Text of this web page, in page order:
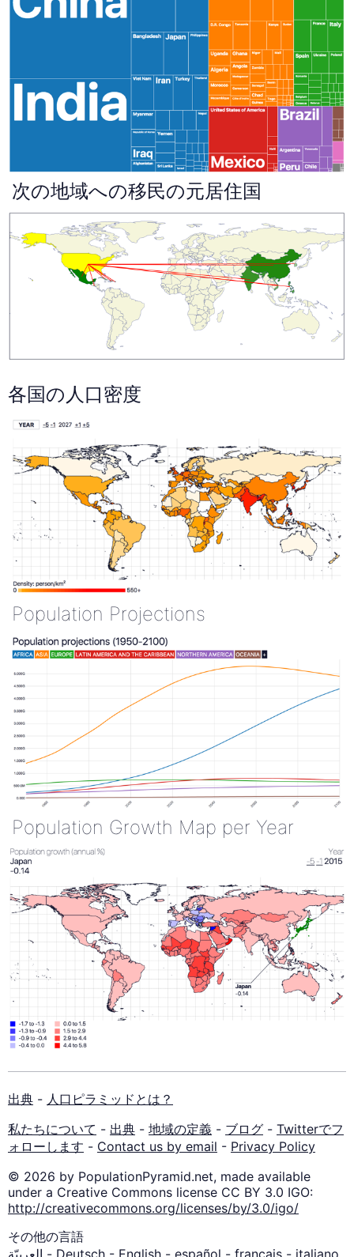
次の地域への移民の元居住国
各国の人口密度
Population Projections
Population Growth Map per Year
出典 - 人口ピラミッドとは？
私たちについて - 出典 - 地域の定義 - ブログ - Twitterでフ
ォローします - Contact us by email - Privacy Policy
© 2026 by PopulationPyramid.net, made available
under a Creative Commons license CC BY 3.0 IGO:
http://creativecommons.org/licenses/by/3.0/igo/
その他の言語
العربيّة - Deutsch - English - español - français - italiano